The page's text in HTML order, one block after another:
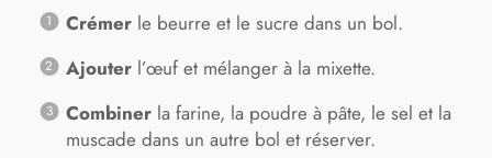
Crémerle beurre et le sucre dans un bol.
Ajouterl’œuf et mélanger à la mixette.
Combinerla farine, la poudre à pâte, le sel et la
muscade dans un autre bol et réserver.